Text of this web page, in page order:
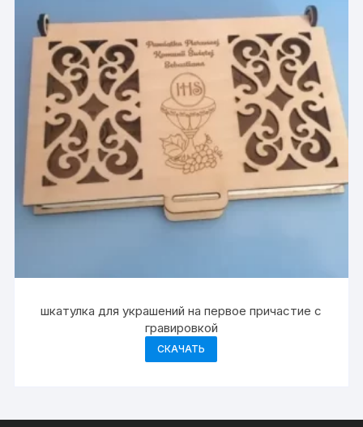
шкатулка для украшений на первое причастие с
гравировкой
СКАЧАТЬ